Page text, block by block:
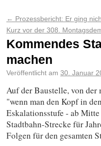
← Prozessbericht: Er ging
Kurz vor der 308.
Kommendes
machen
Veröffentlicht am 30. Januar
Auf der Baustelle, von der
"wenn man den Kopf in
Eskalationsstufe - ab
Stadtbahn-Strecke für
Folgen für den gesamten